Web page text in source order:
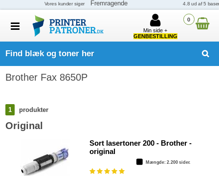
0
Min side +
GENBESTILLING
Find blæk og toner her
Brother Fax 8650P
1 produkter
Original
Sort lasertoner 200 - Brother -
original
Mængde: 2.200 sider.